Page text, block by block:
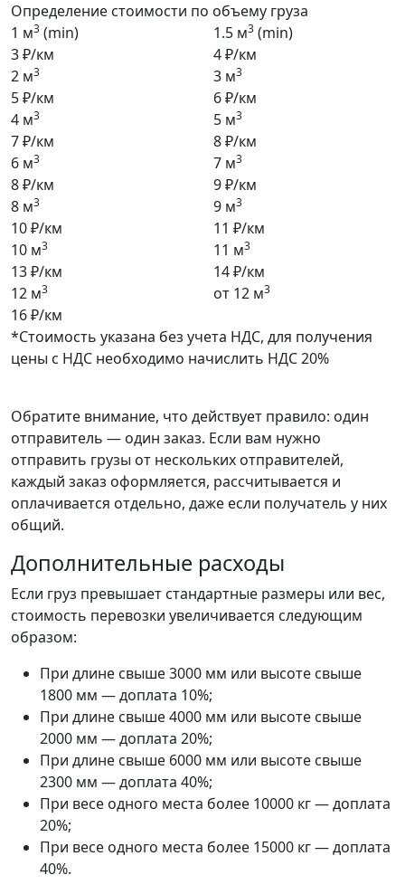
Определение стоимости по объему груза
1 м3 (min)
3 ₽/км
1.5 м3 (min)
4 ₽/км
2 м3
5 ₽/км
3 м3
6 ₽/км
4 м3
7 ₽/км
5 м3
8 ₽/км
6 м3
8 ₽/км
7 м3
9 ₽/км
8 м3
10 ₽/км
9 м3
11 ₽/км
10 м3
13 ₽/км
11 м3
14 ₽/км
12 м3
16 ₽/км
от 12 м3
*Стоимость указана без учета НДС, для получения
цены с НДС необходимо начислить НДС 20%
Обратите внимание, что действует правило: один
отправитель — один заказ. Если вам нужно
отправить грузы от нескольких отправителей,
каждый заказ оформляется, рассчитывается и
оплачивается отдельно, даже если получатель у них
общий.
Дополнительные расходы
Если груз превышает стандартные размеры или вес,
стоимость перевозки увеличивается следующим
образом:
При длине свыше 3000 мм или высоте свыше
1800 мм — доплата 10%;
При длине свыше 4000 мм или высоте свыше
2000 мм — доплата 20%;
При длине свыше 6000 мм или высоте свыше
2300 мм — доплата 40%;
При весе одного места более 10000 кг — доплата
20%;
При весе одного места более 15000 кг — доплата
40%.